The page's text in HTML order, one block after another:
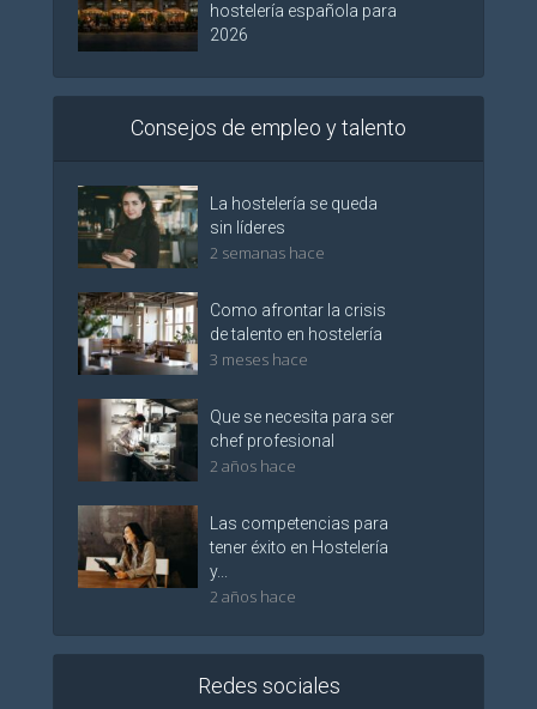
hostelería española para
2026
Consejos de empleo y talento
La hostelería se queda
sin líderes
2 semanas hace
Como afrontar la crisis
de talento en hostelería
3 meses hace
Que se necesita para ser
chef profesional
2 años hace
Las competencias para
tener éxito en Hostelería
y...
2 años hace
Redes sociales